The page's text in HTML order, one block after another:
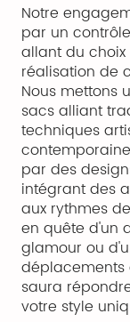
Notre
par un
allant du choix
réalisation de
Nous mettons
sacs alliant
techniques
par des
intégrant des
aux rythmes
en quête d'un
glamour ou
déplacements
saura
votre style